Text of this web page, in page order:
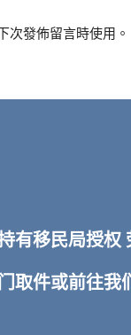
次發佈留言時使用。
移民局授权
取件或前往我